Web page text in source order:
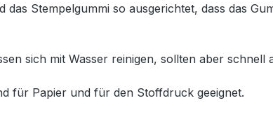
das Stempelgummi so ausgerichtet, dass das
sich mit Wasser reinigen, sollten aber schnell
für Papier und für den Stoffdruck geeignet.